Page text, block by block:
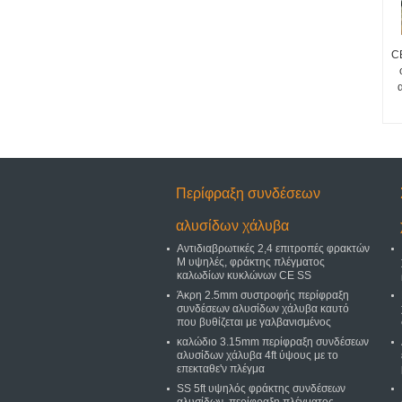
Περίφραξη συνδέσεων
αλυσίδων χάλυβα
Αντιδιαβρωτικές 2,4 επιτροπές φρακτών
Μ υψηλές, φράκτης πλέγματος
καλωδίων κυκλώνων CE SS
Άκρη 2.5mm συστροφής περίφραξη
συνδέσεων αλυσίδων χάλυβα καυτό
που βυθίζεται με γαλβανισμένος
καλώδιο 3.15mm περίφραξη συνδέσεων
αλυσίδων χάλυβα 4ft ύψους με το
επεκταθε'ν πλέγμα
SS 5ft υψηλός φράκτης συνδέσεων